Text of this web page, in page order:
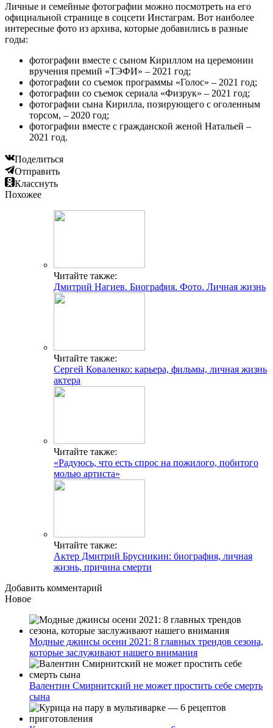
Личные и семейные фотографии можно посмотреть на его
официальной странице в соцсети Инстаграм. Вот наиболее
интересные фото из архива, которые добавились в разные
годы:
фотографии вместе с сыном Кириллом на церемонии
вручения премий «ТЭФИ» – 2021 год;
фотографии со съемок программы «Голос» – 2021 год;
фотографии со съемок сериала «Физрук» – 2021 год;
фотографии сына Кирилла, позирующего с оголенным
торсом, – 2020 год;
фотографии вместе с гражданской женой Натальей –
2021 год.
Поделиться
Отправить
Класснуть
Похожее
Читайте также:
Дмитрий Нагиев. Биография. Фото. Личная жизнь
Читайте также:
Сергей Коваленко: карьера, фильмы, личная жизнь
актера
Читайте также:
«Радуюсь, что есть спрос на пожилого, побитого
молью артиста»
Читайте также:
Актер Дмитрий Брусникин: биография, личная
жизнь, причина смерти
Добавить комментарий
Новое
Модные джинсы осени 2021: 8 главных трендов сезона,
которые заслуживают нашего внимания
Валентин Смирнитский не может простить себе смерть
сына